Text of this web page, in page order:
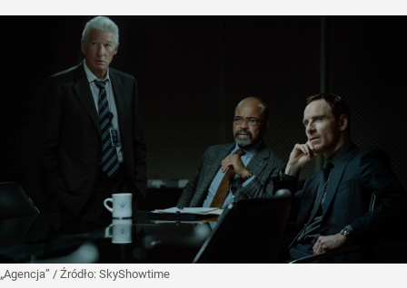
„Agencja” / Źródło: SkyShowtime